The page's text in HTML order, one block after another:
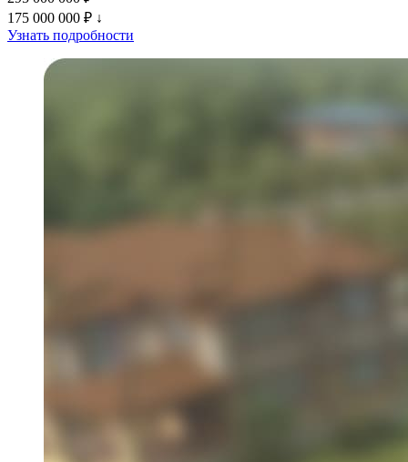
175 000 000 ₽ ↓
Узнать подробности